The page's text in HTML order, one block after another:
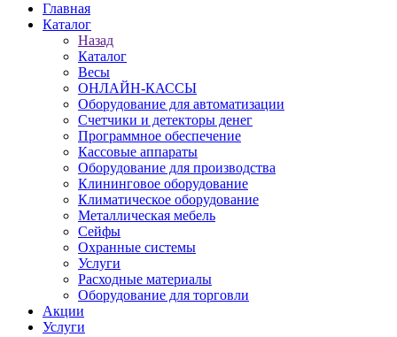
Главная
Каталог
Назад
Каталог
Весы
ОНЛАЙН-КАССЫ
Оборудование для автоматизации
Счетчики и детекторы денег
Программное обеспечение
Кассовые аппараты
Оборудование для производства
Клининговое оборудование
Климатическое оборудование
Металлическая мебель
Сейфы
Охранные системы
Услуги
Расходные материалы
Оборудование для торговли
Акции
Услуги